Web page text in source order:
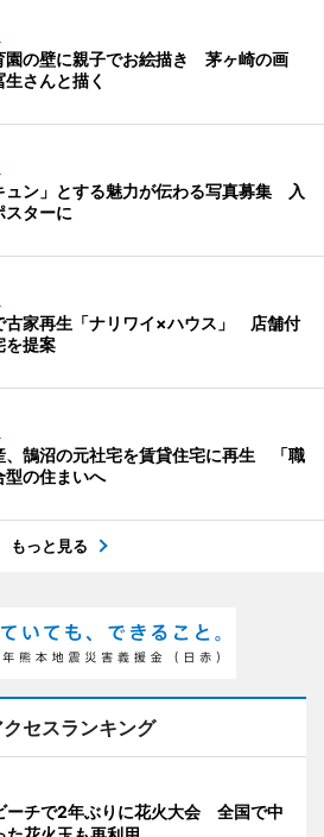
園の壁に親子でお絵描き 茅ヶ崎の画
さんと描く
ュン」とする魅力が伝わる写真募集 入
スターに
古家再生「ナリワイ×ハウス」 店舗付
を提案
、鵠沼の元社宅を賃貸住宅に再生 「職
型の住まいへ
もっと見る
クセスランキング
ーチで2年ぶりに花火大会 全国で中